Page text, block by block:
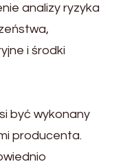
analizy ryzyka
i środki
być wykonany
producenta.